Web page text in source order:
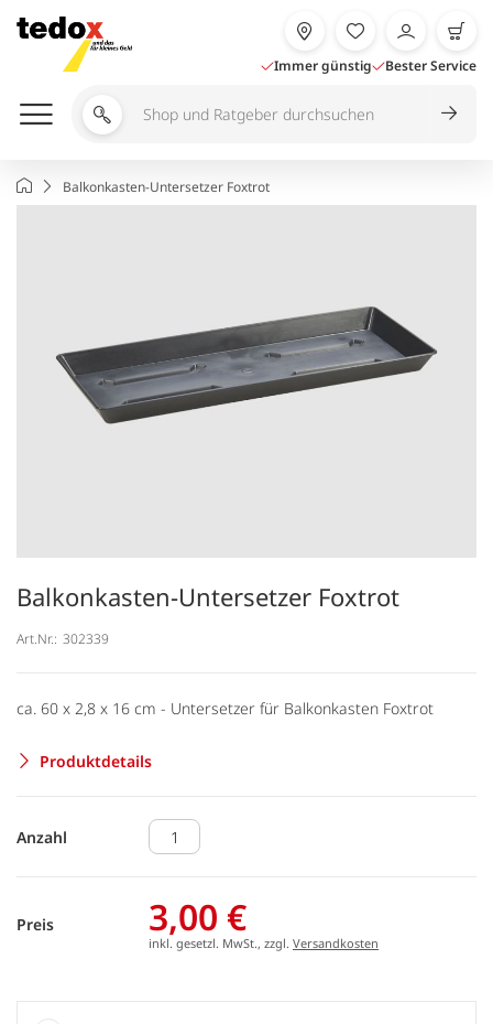
Inhalt
springen
Immer günstig Bester Service
Shop
durchsuchen
StartseiteBalkonkasten-Untersetzer Foxtrot
Balkonkasten-Untersetzer Foxtrot
Art.Nr.: 302339
ca. 60 x 2,8 x 16 cm - Untersetzer für Balkonkasten Foxtrot
Produktdetails
Anzahl
Preis 3,00 €
inkl. gesetzl. MwSt., zzgl. Versandkosten